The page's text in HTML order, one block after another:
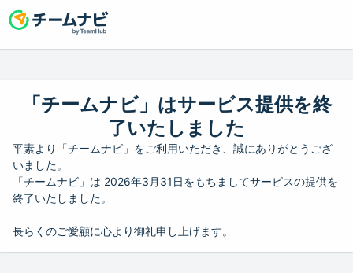
「チームナビ」はサービス提供を終
了いたしました
平素より「チームナビ」をご利用いただき、誠にありがとうござ
いました。
「チームナビ」は 2026年3月31日をもちましてサービスの提供を
終了いたしました。
長らくのご愛顧に心より御礼申し上げます。